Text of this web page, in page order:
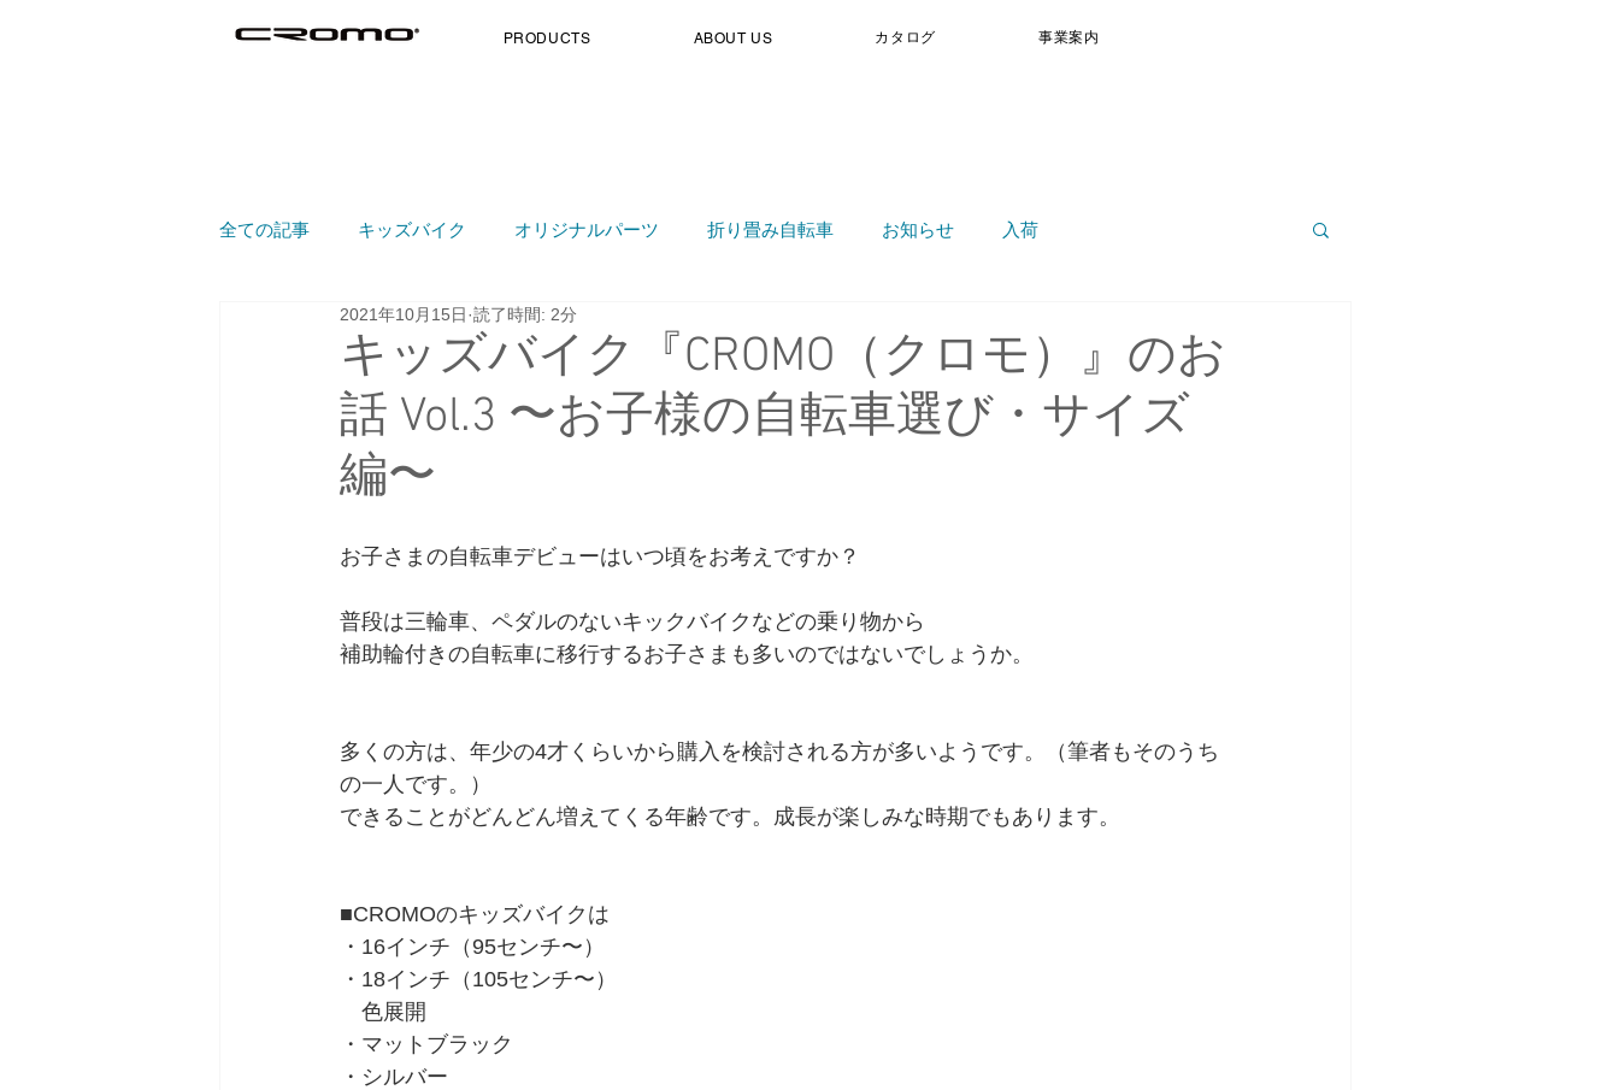
PRODUCTS ABOUT US カタログ 事業案内
全ての記事 キッズバイク オリジナルパーツ 折り畳み自転車 お知らせ 入荷
キッズバイク『CROMO（クロモ）』のお
話 Vol.3 〜お子様の自転車選び・サイズ
編〜
2021年10月15日 読了時間: 2分
お子さまの自転車デビューはいつ頃をお考えですか？
普段は三輪車、ペダルのないキックバイクなどの乗り物から
補助輪付きの自転車に移行するお子さまも多いのではないでしょうか。
多くの方は、年少の4才くらいから購入を検討される方が多いようです。（筆者もそのうち
の一人です。）
できることがどんどん増えてくる年齢です。成長が楽しみな時期でもあります。
■CROMOのキッズバイクは
・16インチ（95センチ〜）
・18インチ（105センチ〜）
色展開
・マットブラック
・シルバー